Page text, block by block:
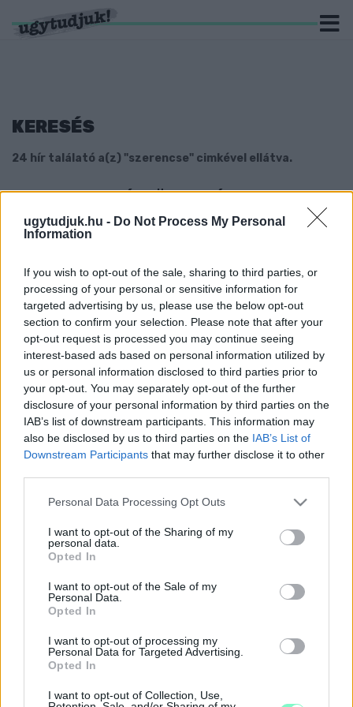
ugytudjuk.hu - Do Not Process My Personal
Information
If you wish to opt-out of the sale, sharing to third parties, or
processing of your personal or sensitive information for
targeted advertising by us, please use the below opt-out
section to confirm your selection. Please note that after your
opt-out request is processed you may continue seeing
interest-based ads based on personal information utilized by
us or personal information disclosed to third parties prior to
your opt-out. You may separately opt-out of the further
disclosure of your personal information by third parties on the
IAB’s list of downstream participants. This information may
also be disclosed by us to third parties on the IAB’s List of
Downstream Participants that may further disclose it to other
Please note that this website/app uses one or more Google
not limited to your visit or usage behaviour. You may click to
grant or deny consent to Google and its third-party tags to
use your data for below specified purposes in below Google
consent section.
Personal Data Processing Opt Outs
I want to opt-out of the Sharing of my
personal data.
Opted In
I want to opt-out of the Sale of my
Personal Data.
Opted In
I want to opt-out of processing my
Personal Data for Targeted Advertising.
Opted In
I want to opt-out of Collection, Use,
KERESÉS
24 hír találató a(z) "szerencse" cimkével ellátva.
MINDEN EDDIGINÉL TÖBBEN VÁLTAK
MILLIOMOSSÁ, ILLETVE MILLIÁRDOSSÁ A
SZERENCSEJÁTÉK ZRT. JÁTÉKAIVAL TAVALY
A legtöbb, 1176 játékos az Ötöslottóval lett gazdagabb, köztük
heten százmilliót, két játékos pedig milliárdot is meghaladó
összeget vihetett haza.
KÉT HÓNAPON BELÜL KÉT FŐNYEREMÉNYT
SÖPÖRT BE A LOTTÓN EGY SZERENCSÉS
AMERIKAI
2022. augusztus. 15. 07:06
Eddig közel 20 millió forintot nyert.
ITT AZ E HETI HATOS
2022. augusztus. 07. 17:51
Lottószámok!
NA NÉZZÜK KI MIT TALÁLT! ITT VANNAK A
Már csak az a kérdés, hogy mire költjük el?!
VAN TELITALÁLATOS SZELVÉNY AZ ÖTÖS
LOTTÓN
2020. december. 19. 20:10
A nyeremény 3 milliárd 959 millió 964 ezer forint.
2020. október. 17. 20:05
Tiédet kihúzták?
ITT VAN A VASÁRNAP LEGJOBBAN VÁRT 6